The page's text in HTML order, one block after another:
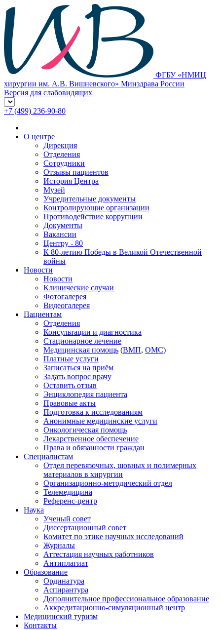
ФГБУ «НМИЦ
хирургии им. А.В. Вишневского» Минздрава России
Версия для слабовидящих
+7 (499) 236-90-80
О центре
Дирекция
Отделения
Сотрудники
Отзывы пациентов
История Центра
Музей
Учредительные документы
Контролирующие организации
Противодействие коррупции
Документы
Вакансии
Центру - 80
К 80-летию Победы в Великой Отечественной
войны
Новости
Новости
Клинические случаи
Фотогалерея
Видеогалерея
Пациентам
Отделения
Консультации и диагностика
Стационарное лечение
Медицинская помощь (ВМП, ОМС)
Платные услуги
Записаться на приём
Задать вопрос врачу
Оставить отзыв
Энциклопедия пациента
Правовые акты
Подготовка к исследованиям
Анонимные медицинские услуги
Онкологическая помощь
Лекарственное обеспечение
Права и обязанности граждан
Специалистам
Отдел перевязочных, шовных и полимерных
материалов в хирургии
Организационно-методический отдел
Телемедицина
Референс-центр
Наука
Ученый совет
Диссертационный совет
Комитет по этике научных исследований
Журналы
Аттестация научных работников
Антиплагиат
Образование
Ординатура
Аспирантура
Дополнительное профессиональное образование
Аккредитационно-симуляционный центр
Медицинский туризм
Контакты